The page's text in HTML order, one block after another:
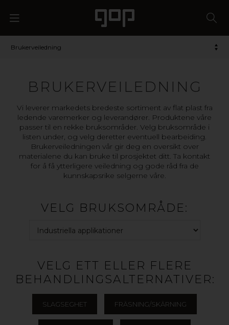
Brukerveiledning
BRUKERVEILEDNING
Vi leverer markedets bredeste sortiment av flat plast fra
ledende varemerker og leverandører. Produktene våre
passer til en rekke bruksområder. Velg bruksområde i
listen under, og velg deretter eventuell bearbeiding.
Brukerveiledningen vår gir deg en oversikt over
materialene du kan bruke til prosjektet ditt. Ta kontakt
for å få ytterligere veiledning og gode råd fra de
kunnskapsrike selgerne våre.
VELG BRUKSOMRÅDE:
VELG ETT ELLER FLERE
BEHANDLINGSALTERNATIVER:
SLAGSEGHET FRÄSNING/SKÄRNING